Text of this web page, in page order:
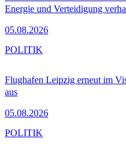
Energie und Verteidigung
05.08.2026
Flughafen Leipzig erneut im
aus
05.08.2026
POLITIK
POLITIK